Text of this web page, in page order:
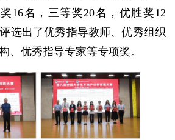
16名，三等奖20名，优胜奖12
选出了优秀指导教师、优秀组织
、优秀指导专家等专项奖。